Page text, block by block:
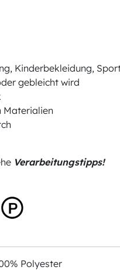
Kinderbekleidung,
gebleicht wird
Materialien
Verarbeitungstipps!
Polyester